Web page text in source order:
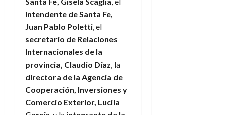
intendente de Santa Fe,
Juan Pablo Poletti, el
secretario de Relaciones
Internacionales de la
provincia, Claudio Díaz, la
directora de la Agencia de
Cooperación, Inversiones y
Comercio Exterior, Lucila